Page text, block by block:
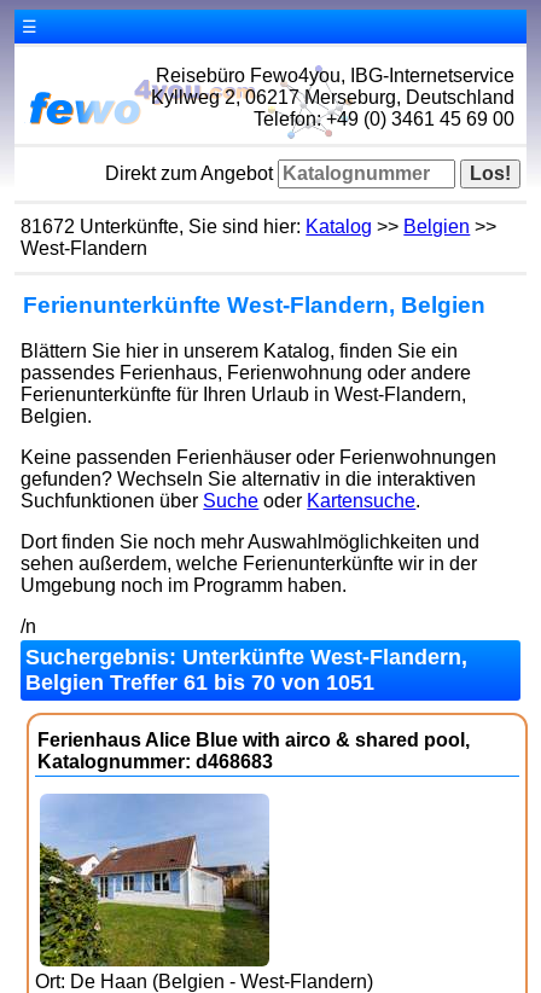
☰
Reisebüro Fewo4you, IBG-Internetservice
Kyllweg 2, 06217 Merseburg, Deutschland
Telefon: +49 (0) 3461 45 69 00
Direkt zum Angebot
81672 Unterkünfte, Sie sind hier: Katalog >> Belgien >>
West-Flandern
Ferienunterkünfte West-Flandern, Belgien
Blättern Sie hier in unserem Katalog, finden Sie ein
passendes Ferienhaus, Ferienwohnung oder andere
Ferienunterkünfte für Ihren Urlaub in West-Flandern,
Belgien.
Keine passenden Ferienhäuser oder Ferienwohnungen
gefunden? Wechseln Sie alternativ in die interaktiven
Suchfunktionen über Suche oder Kartensuche.
Dort finden Sie noch mehr Auswahlmöglichkeiten und
sehen außerdem, welche Ferienunterkünfte wir in der
Umgebung noch im Programm haben.
/n
Suchergebnis: Unterkünfte West-Flandern,
Belgien Treffer 61 bis 70 von 1051
Ferienhaus Alice Blue with airco & shared pool,
Katalognummer: d468683
Ort: De Haan (Belgien - West-Flandern)